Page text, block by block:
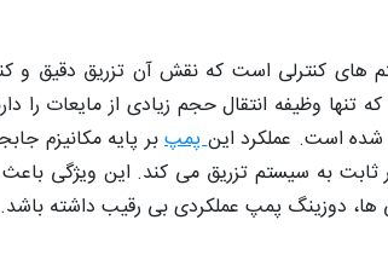
های کنترلی است که نقش آن تزریق دقیق و
وظیفه انتقال حجم زیادی از مایعات را
شده است. عملکرد اینپمپبر پایه مکانیزم
ثابت به سیستم تزریق می‌ کند. این ویژگی